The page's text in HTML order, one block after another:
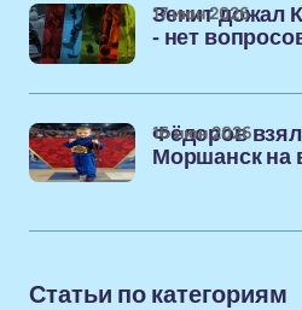
Зенит дожал
- нет
17 июн 2026
Фёдоров
Моршанск на
16 июн 2026
Статьи по категориям